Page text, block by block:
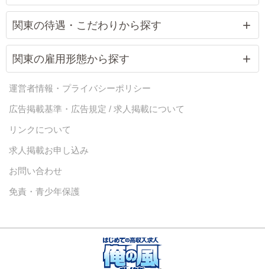
関東の待遇・こだわりから探す
関東の雇用形態から探す
運営者情報・プライバシーポリシー
広告掲載基準・広告規定 / 求人掲載について
リンクについて
求人掲載お申し込み
お問い合わせ
免責・青少年保護